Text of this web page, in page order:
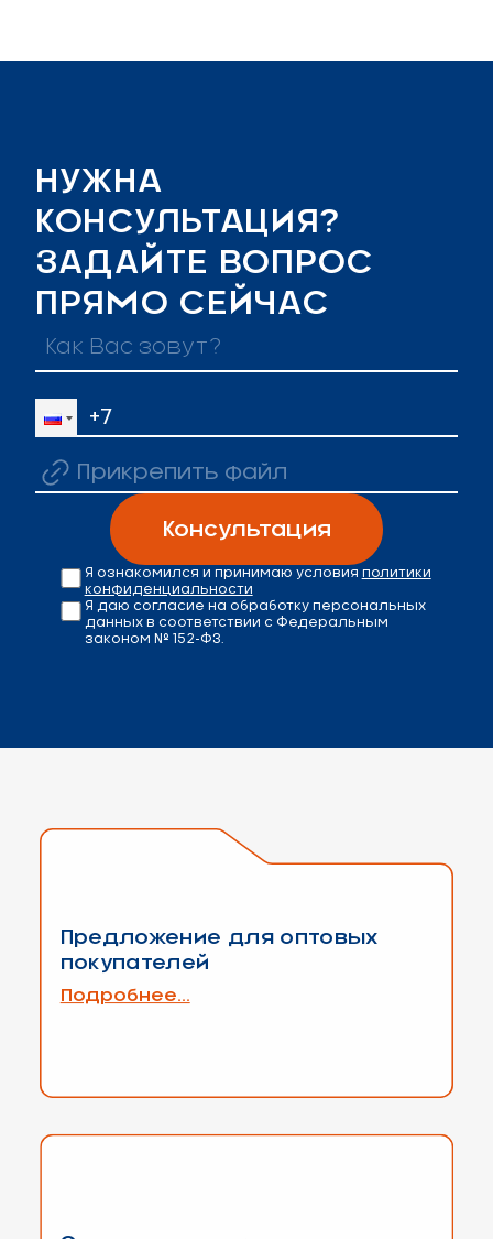
НУЖНА
КОНСУЛЬТАЦИЯ?
ЗАДАЙТЕ ВОПРОС
ПРЯМО СЕЙЧАС
Прикрепить файл
Консультация
Я ознакомился и принимаю условия политики
конфиденциальности
Я даю согласие на обработку персональных
данных в соответствии с Федеральным
законом № 152-ФЗ.
Предложение для оптовых
покупателей
Подробнее...